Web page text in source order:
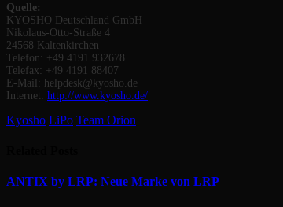
Quelle:
KYOSHO Deutschland GmbH
Nikolaus-Otto-Straße 4
24568 Kaltenkirchen
Telefon: +49 4191 932678
Telefax: +49 4191 88407
E-Mail: helpdesk@kyosho.de
Internet: http://www.kyosho.de/
Kyosho LiPo Team Orion
ANTIX by LRP: Neue Marke von LRP